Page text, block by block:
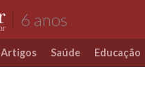
6 anos
Artigos Saúde Educação